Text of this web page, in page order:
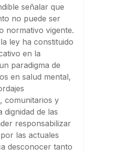
señalar que
no puede ser
normativo vigente.
ley ha constituido
en la
paradigma de
en salud mental,
comunitarios y
dignidad de las
responsabilizar
las actuales
desconocer tanto